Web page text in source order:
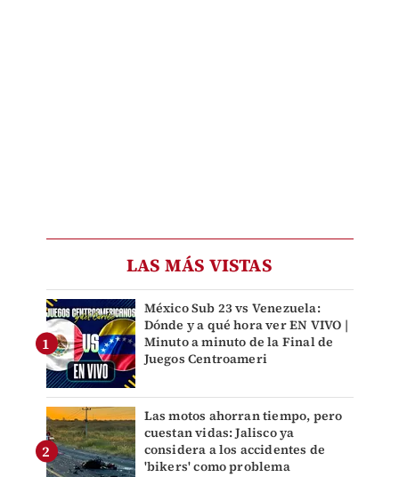
LAS MÁS VISTAS
México Sub 23 vs Venezuela:
Dónde y a qué hora ver EN VIVO |
Minuto a minuto de la Final de
Juegos Centroameri
Las motos ahorran tiempo, pero
cuestan vidas: Jalisco ya
considera a los accidentes de
'bikers' como problema